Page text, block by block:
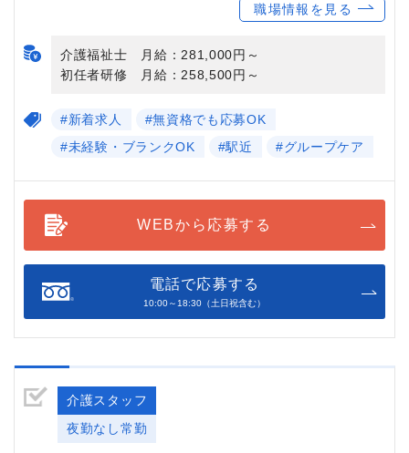
職場情報を見る
介護福祉士 月給：281,000円～
初任者研修 月給：258,500円～
#新着求人
#無資格でも応募OK
#未経験・ブランクOK
#駅近 #グループケア
WEBから応募する
電話で応募する
10:00～18:30（土日祝含む）
介護スタッフ
夜勤なし常勤